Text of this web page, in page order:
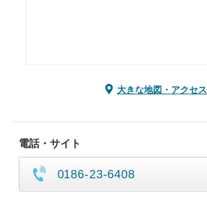
大きな地図・アクセス
電話・サイト
0186-23-6408